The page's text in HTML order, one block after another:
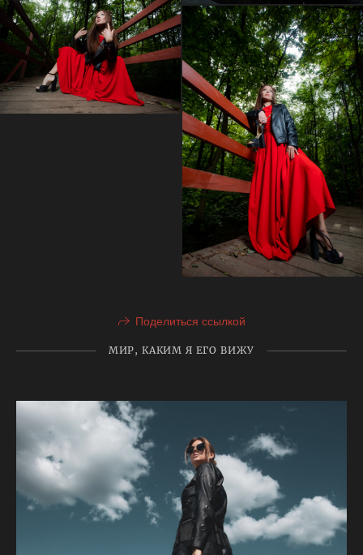
Поделиться ссылкой
МИР, КАКИМ Я ЕГО ВИЖУ